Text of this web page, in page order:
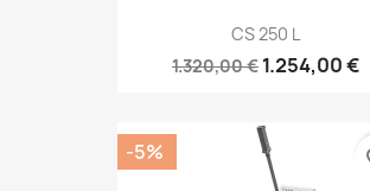
CS 250 L
1.320,00 € 1.254,00 €
-5%